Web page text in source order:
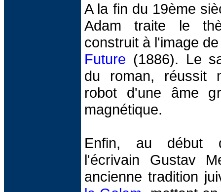
A la fin du 19ème
Adam traite le
construit à l'image
Future (1886). Le
du roman, réussit
robot d'une âme
magnétique.
Enfin, au début
l'écrivain Gustav
ancienne tradition